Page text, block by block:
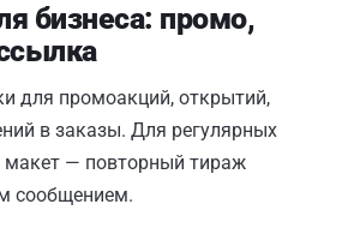
бизнеса: промо,
для промоакций, открытий,
в заказы. Для регулярных
— повторный тираж
сообщением.